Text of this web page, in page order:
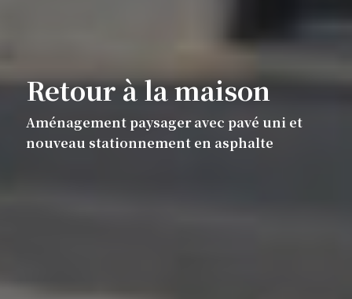
Retour à la maison
Aménagement paysager avec pavé uni et
nouveau stationnement en asphalte